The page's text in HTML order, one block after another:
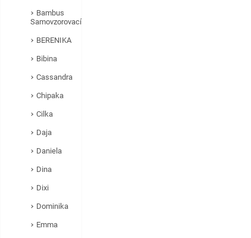
Bambus
Samovzorovací
BERENIKA
Bibina
Cassandra
Chipaka
Cilka
Daja
Daniela
Dina
Dixi
Dominika
Emma